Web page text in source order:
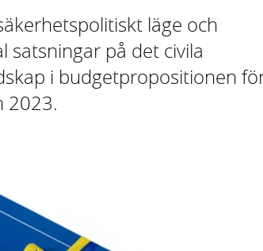
läge och
satsningar på det civila
i budgetpropositionen
2023.